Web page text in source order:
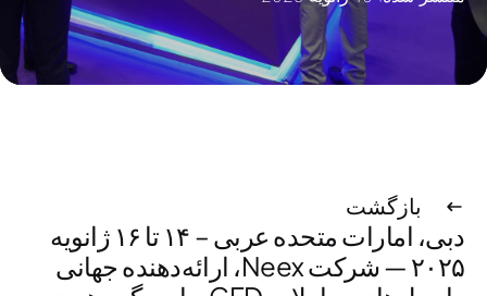
بازگشت
دبی، امارات متحده عربی – ۱۴ تا ۱۶ ژانویه
۲۰۲۵
— شرکت Neex، ارائه‌دهنده جهانی